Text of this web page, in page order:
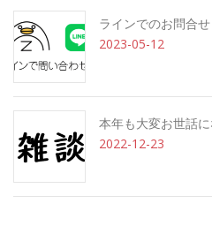
ラインでのお問合
2023-05-12
本年も大変お世話に
2022-12-23